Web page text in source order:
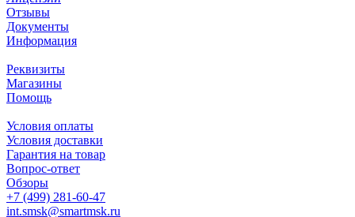
Отзывы
Документы
Информация
Реквизиты
Магазины
Помощь
Условия оплаты
Условия доставки
Гарантия на товар
Вопрос-ответ
Обзоры
+7 (499) 281-60-47
int.smsk@smartmsk.ru